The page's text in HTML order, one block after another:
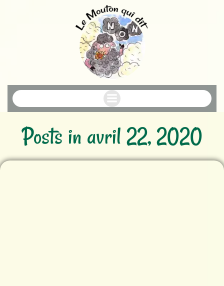
Aller
au
contenu
Posts in avril 22, 2020